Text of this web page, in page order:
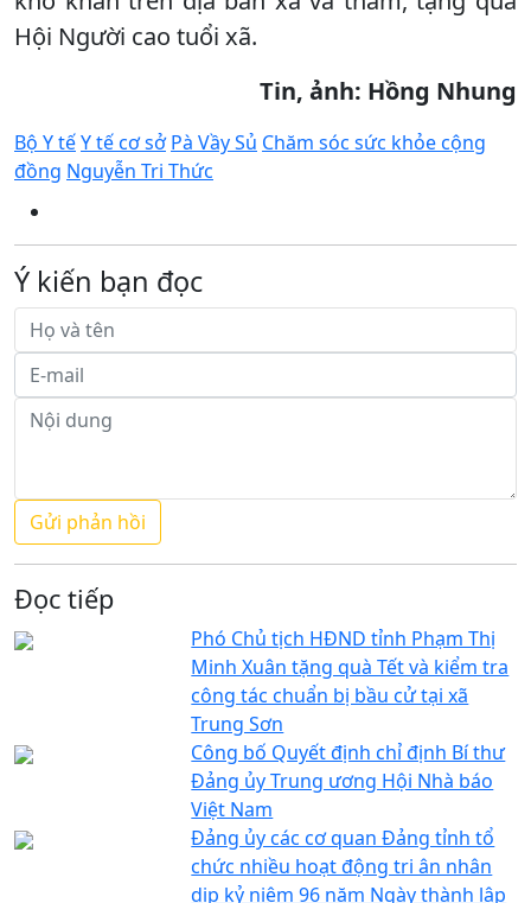
Hội Người cao tuổi xã.
Tin, ảnh: Hồng Nhung
Bộ Y tếY tế cơ sở Pà Vầy Sủ Chăm sóc sức khỏe cộng
đồng Nguyễn Tri Thức
Ý kiến bạn đọc
Đọc tiếp
Phó Chủ tịch HĐND tỉnh Phạm Thị
Minh Xuân tặng quà Tết và kiểm tra
công tác chuẩn bị bầu cử tại xã
Trung Sơn
Công bố Quyết định chỉ định Bí thư
Đảng ủy Trung ương Hội Nhà báo
Việt Nam
Đảng ủy các cơ quan Đảng tỉnh tổ
chức nhiều hoạt động tri ân nhân
dịp kỷ niệm 96 năm Ngày thành lập